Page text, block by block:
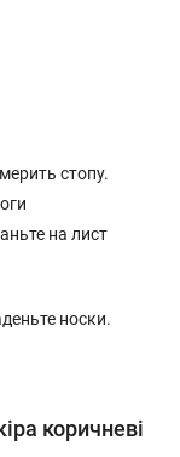
стопу.
на лист
носки.
коричневі